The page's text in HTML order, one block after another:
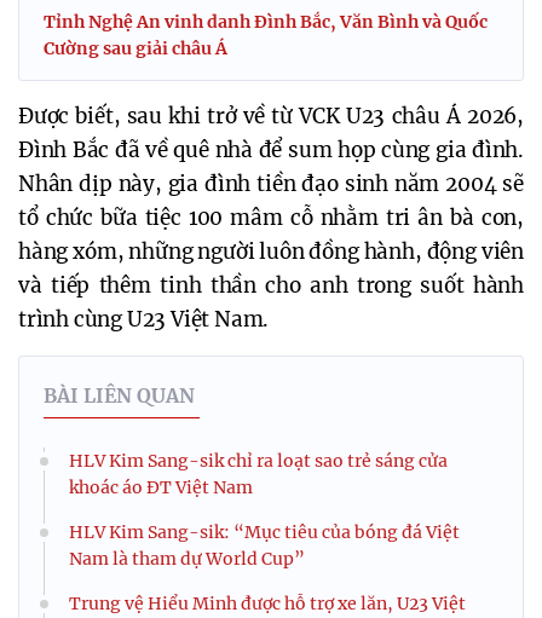
Tỉnh Nghệ An vinh danh Đình Bắc, Văn Bình và Quốc
Cường sau giải châu Á
Được biết, sau khi trở về từ VCK U23 châu Á 2026,
Đình Bắc đã về quê nhà để sum họp cùng gia đình.
Nhân dịp này, gia đình tiền đạo sinh năm 2004 sẽ
tổ chức bữa tiệc 100 mâm cỗ nhằm tri ân bà con,
hàng xóm, những người luôn đồng hành, động viên
và tiếp thêm tinh thần cho anh trong suốt hành
trình cùng U23 Việt Nam.
BÀI LIÊN QUAN
HLV Kim Sang-sik chỉ ra loạt sao trẻ sáng cửa
khoác áo ĐT Việt Nam
HLV Kim Sang-sik: “Mục tiêu của bóng đá Việt
Nam là tham dự World Cup”
Trung vệ Hiểu Minh được hỗ trợ xe lăn, U23 Việt